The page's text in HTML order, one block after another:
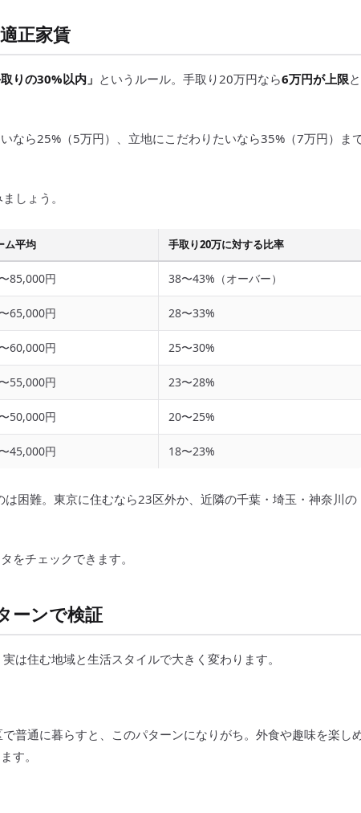
正家賃
取りの30%以内」 というルール。手取り20万円なら6万円が上限と
なら25%（5万円）、立地にこだわりたいなら35%（7万円）ま
しょう。
ム平均 手取り20万に対する比率
85,000円 38〜43%（オーバー）
65,000円 28〜33%
60,000円 25〜30%
55,000円 23〜28%
50,000円 20〜25%
45,000円 18〜23%
困難。東京に住むなら23区外か、近隣の千葉・埼玉・神奈川の
をチェックできます。
ーンで検証
は住む地域と生活スタイルで大きく変わります。
普通に暮らすと、このパターンになりがち。外食や趣味を楽し
す。